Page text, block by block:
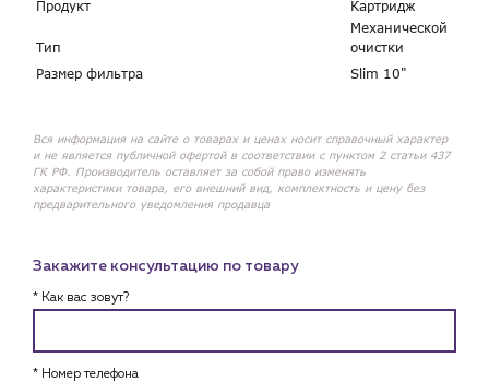
Продукт
Картридж
Тип
Механической
очистки
Размер фильтра
Slim 10"
Вся информация на сайте о товарах и ценах носит справочный характер
и не является публичной офертой в соответствии с пунктом 2 статьи 437
ГК РФ. Производитель оставляет за собой право изменять
характеристики товара, его внешний вид, комплектность и цену без
предварительного уведомления продавца
Закажите консультацию по товару
* Как вас зовут?
* Номер телефона